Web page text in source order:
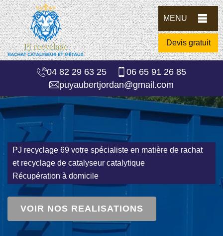
MENU
Devis gratuit
04 82 29 63 25
06 65 91 26 85
puyaubertjordan@gmail.com
PJ recyclage 69 votre spécialiste en matière de rachat
et recyclage de catalyseur catalytique
Récupération à domicile
VOIR NOS REALISATIONS